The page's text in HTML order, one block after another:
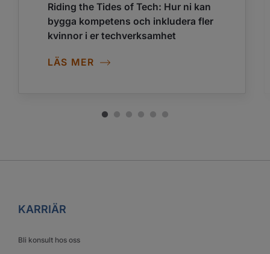
Riding the Tides of Tech: Hur ni kan
bygga kompetens och inkludera fler
kvinnor i er techverksamhet
LÄS MER
KARRIÄR
Bli konsult hos oss